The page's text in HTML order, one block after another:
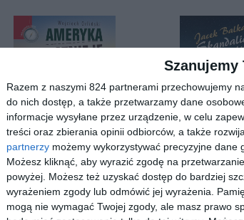
Szanujemy
Razem z naszymi 824 partnerami przechowujemy
do nich dostęp, a także przetwarzamy dane
informacje wysyłane przez urządzenie, w celu
treści oraz zbierania opinii odbiorców, a także
partnerzy możemy wykorzystywać precyzyjne
Możesz kliknąć, aby wyrazić zgodę na
powyżej. Możesz też uzyskać dostęp do bardziej
wyrażeniem zgody lub odmówić jej wyrażenia.
mogą nie wymagać Twojej zgody, ale masz prawo
[ e-book ]
Ameryka nie istnieje
Wojciech Orliński
Jacek